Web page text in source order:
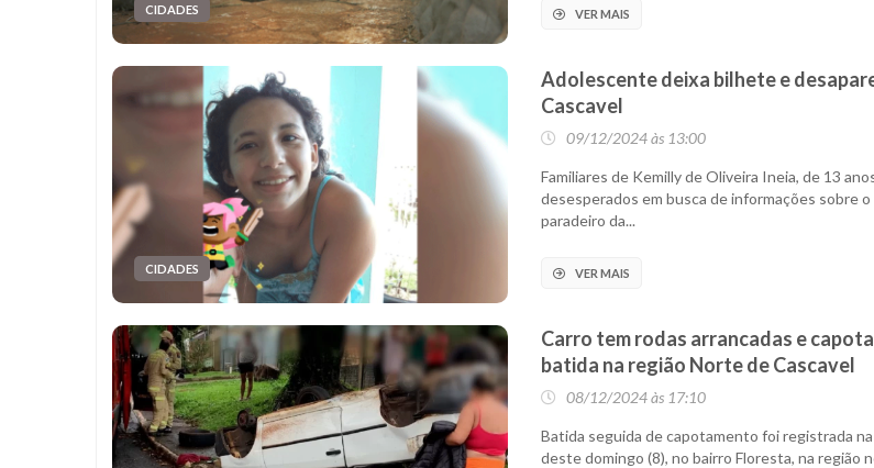
CIDADES VER MAIS
CIDADES
Adolescente deixa bilhete e
Cascavel
09/12/2024 às 13:00
Familiares de Kemilly de Oliveira Ineia, de 13
desesperados em busca de informações sobre o
paradeiro da...
VER MAIS
Carro tem rodas arrancadas e
batida na região Norte de Cascavel
08/12/2024 às 17:10
Batida seguida de capotamento foi registrada
deste domingo (8), no bairro Floresta, na região